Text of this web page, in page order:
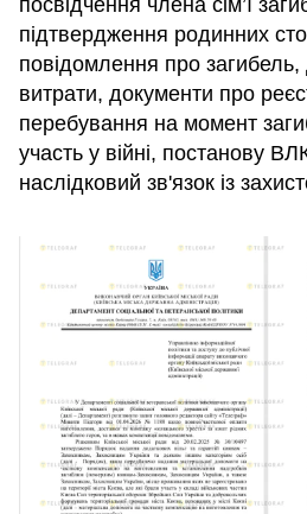
підтвердження родинних
повідомлення про
витрати, документи про
перебування на момент
участь у війні, постанову
наслідковий зв'язок із